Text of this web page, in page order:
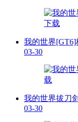
我的世界[GT6]
03-30
我的世界拔刀
03-30